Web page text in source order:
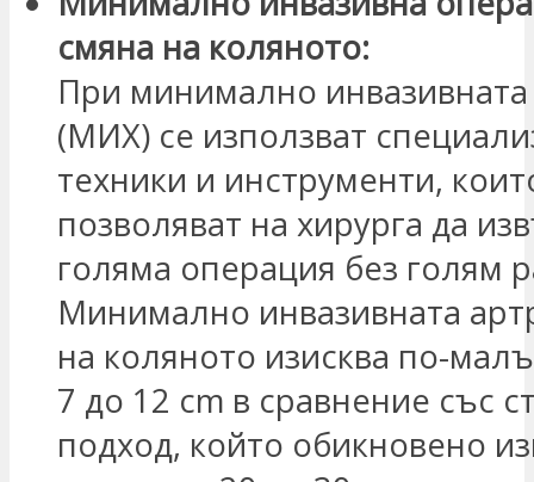
смяна на коляното:
При минимално инвазивната
(МИХ) се използват
техники и инструменти,
позволяват на хирурга да
голяма операция без голям
Минимално инвазивната
на коляното изисква по-
7 до 12 cm в сравнение със
подход, който обикновено